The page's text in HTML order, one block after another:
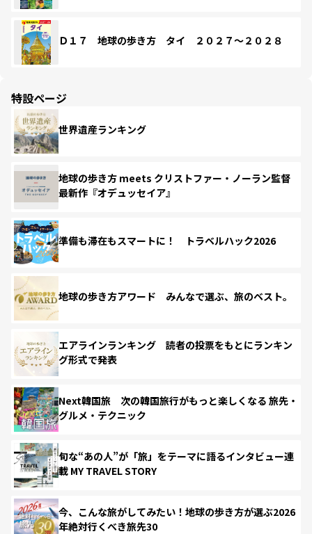
Ｄ１７ 地球の歩き方 タイ ２０２７～２０２８
特設ページ
世界遺産ランキング
地球の歩き方 meets クリストファー・ノーラン監督
最新作『オデュッセイア』
準備も滞在もスマートに！ トラベルハック2026
地球の歩き方アワード みんなで選ぶ、旅のベスト。
エアラインランキング 読者の投票をもとにランキン
グ形式で発表
Next韓国旅 次の韓国旅行がもっと楽しくなる 旅先・
グルメ・テクニック
旬な“あの人”が「旅」をテーマに語るインタビュー連
載 MY TRAVEL STORY
今、こんな旅がしてみたい！地球の歩き方が選ぶ2026
年絶対行くべき旅先30